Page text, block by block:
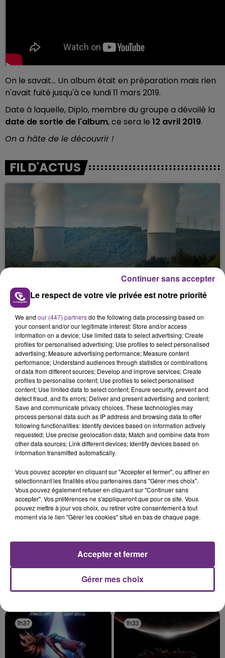
On le savait... Un album était en préparation mais rien
n'avait fuité jusqu'à ce lundi 11 mars 2019.
Date à laquelle, Diplo, membre du groupe a dévoilé la
date de sortie de l'album, ce sera le 12 avril 2019.
On a hâte de le découvrir !
FIL D'ACTUS
LA CENTRALE NUCLÉAIRE DE CHOOZ
TOUJOURS À L'ARRÊT
Cela fait déjà une semaine que la centrale
justifiée par la sécheresse intense qui est toujours
présente.
LE MAGASIN JOUÉCLUB DE REIMS FERME
SES PORTES
C'était l'une des institutions du centre-ville
rémois. Le magasin JouéClub est contraint de
fermer ses portes.
TITRES DIFFUSÉS
1h43
1h43
JEREMY FREROT
1h40
1h40
ADELE
1h37
1h37 1h33
1h33
Le respect de votre vie privée est notre priorité
We and our (447) partnersdo the following data processing based on
your consent and/or our legitimate interest: Store and/or access
information on a device; Use limited data to select advertising; Create
profiles for personalised advertising; Use profiles to select personalised
advertising; Measure advertising performance; Measure content
performance; Understand audiences through statistics or combinations
of data from different sources; Develop and improve services; Create
profiles to personalise content; Use profiles to select personalised
content; Use limited data to select content; Ensure security, prevent and
detect fraud, and fix errors; Deliver and present advertising and content;
Save and communicate privacy choices. These technologies may
process personal data such as IP address and browsing data to offer
following functionalities: Identify devices based on information actively
requested; Use precise geolocation data; Match and combine data from
other data sources; Link different devices; Identify devices based on
information transmitted automatically.
Vous pouvez accepter en cliquant sur "Accepter et fermer", ou affiner en
sélectionnant les finalités et/ou partenaires dans "Gérer mes choix".
Vous pouvez également refuser en cliquant sur "Continuer sans
accepter". Vos préférences ne s'appliqueront que pour ce site. Vous
pouvez mettre à jour vos choix, ou retirer votre consentement à tout
moment via le lien "Gérer les cookies" situé en bas de chaque page.
Gérer mes choix
Accepter et fermer
Continuer sans accepter